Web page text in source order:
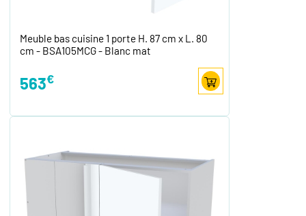
Meuble bas cuisine 1 porte H. 87 cm x L. 80
cm - BSA105MCG - Blanc mat
563€